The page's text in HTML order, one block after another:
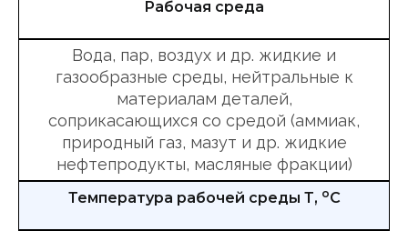
Рабочая среда
Вода, пар, воздух и др. жидкие и
газообразные среды, нейтральные к
материалам деталей,
соприкасающихся со средой (аммиак,
природный газ, мазут и др. жидкие
нефтепродукты, масляные фракции)
Температура рабочей среды Т, оС